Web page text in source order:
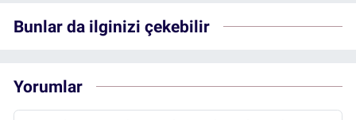
Bunlar da ilginizi çekebilir
Yorumlar